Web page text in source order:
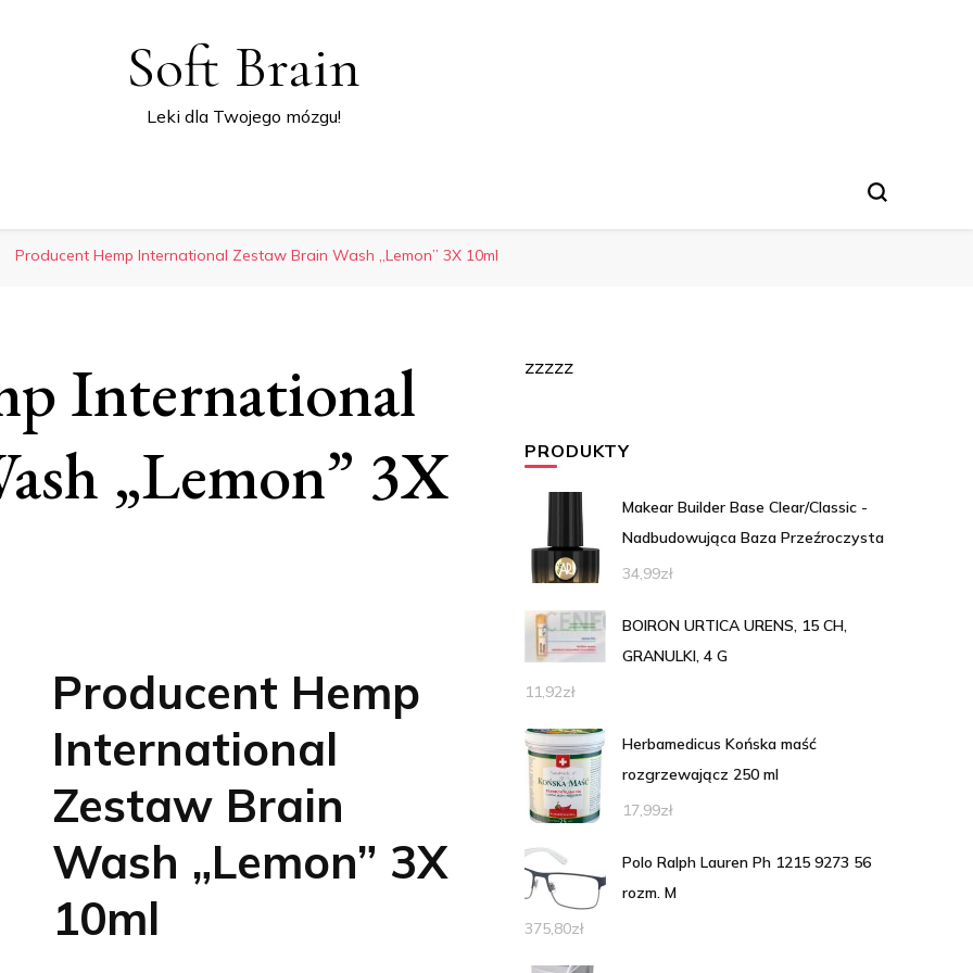
Soft Brain
Leki dla Twojego mózgu!
Producent Hemp International Zestaw Brain Wash „Lemon” 3X 10ml
International
„Lemon” 3X
Producent Hemp
International
Zestaw Brain
Wash „Lemon” 3X
10ml
zzzzz
PRODUKTY
Makear Builder Base Clear/Classic -
Nadbudowująca Baza Przeźroczysta
34,99zł
BOIRON URTICA URENS, 15 CH,
GRANULKI, 4 G
11,92zł
Herbamedicus Końska maść
rozgrzewającz 250 ml
17,99zł
Polo Ralph Lauren Ph 1215 9273 56
rozm. M
375,80zł